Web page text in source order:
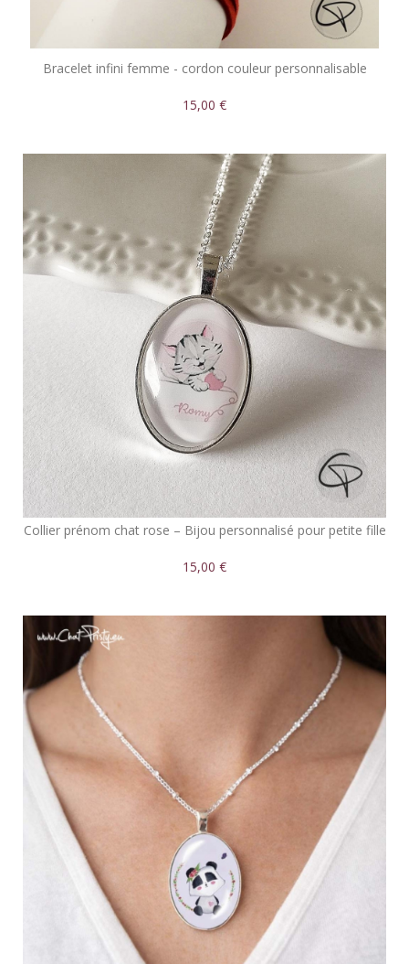
Bracelet infini femme - cordon couleur personnalisable
15,00 €
Collier prénom chat rose – Bijou personnalisé pour petite fille
15,00 €